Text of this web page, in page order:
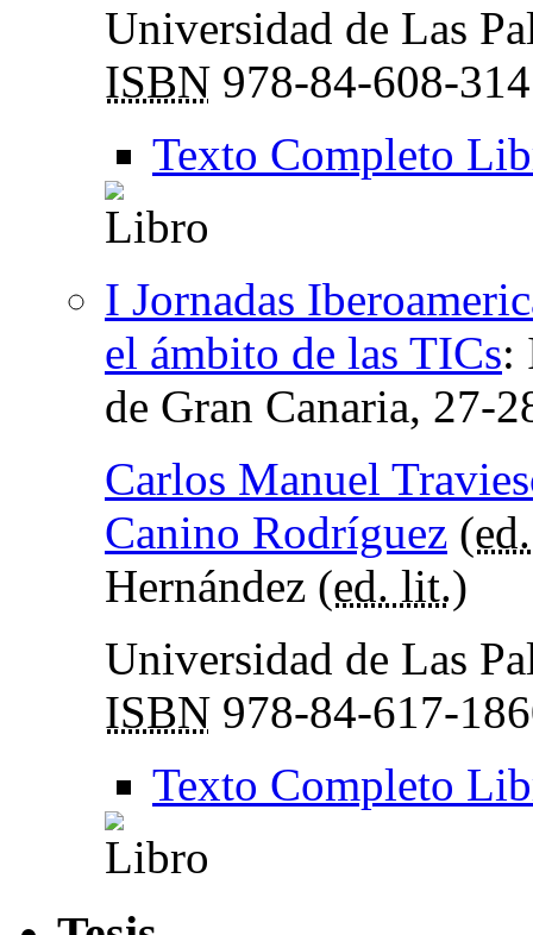
Universidad de Las
ISBN 978-84-608-
Texto Completo
I Jornadas
el ámbito de las TICs:
de Gran Canaria, 27-
Carlos Manuel
Canino Rodríguez (
Hernández (ed. lit.)
Universidad de Las
ISBN 978-84-617-
Texto Completo